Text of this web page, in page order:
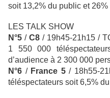
soit 13,2% du public et
LES TALK SHOW
N°5 / C8 / 19h45-21h15 /
1 550 000
d’audience à 2 300 000
N°6 / France 5/ 18h55-
téléspectateurs soit 6,5%